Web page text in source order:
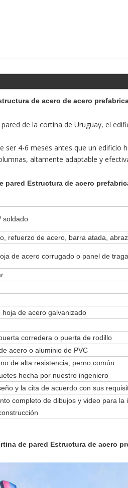
de acero de acero
de la cortina de Uruguay, el
ser 4-6 meses antes que un edificio
altamente adaptable y
pared Estructura de acero
soldado
refuerzo de acero, barra atada,
de acero corrugado o panel de
de acero galvanizado
corredera o puerta de rodillo
acero o aluminio de PVC
de alta resistencia, perno común
hecha por nuestro ingeniero
y la cita de acuerdo con sus
completo de dibujos y video para
de pared Estructura de acero